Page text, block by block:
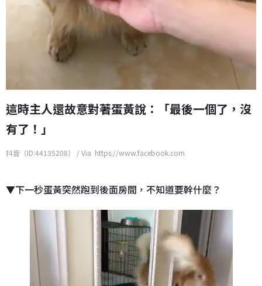
這時主人還故意對著蛋黃說：「最後一個了，沒
有了！」
抖音（ID:44135208） / Via https://www.facebook.com
▼下一秒蛋黃突然跑到後面房間，不知道要幹什麼？